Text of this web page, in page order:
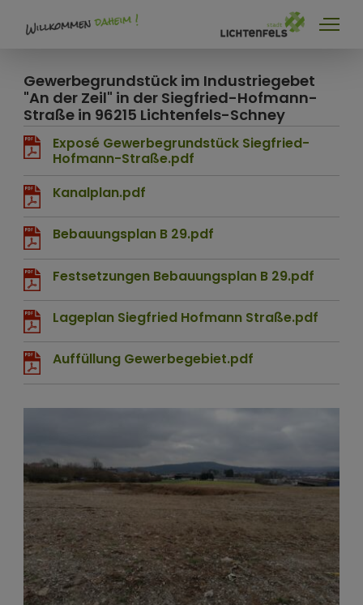
Bauanträge
Baugrundstücke
Bauleitplanung
Förderprogramme
Gewerbegrundstücke
Photovoltaik-Freiflächenanlagen
Gewerbegrundstück im Industriegebet
"An der Zeil" in der Siegfried-Hofmann-
Straße in 96215 Lichtenfels-Schney
Exposé Gewerbegrundstück Siegfried-
Hofmann-Straße.pdf
Kanalplan.pdf
Bebauungsplan B 29.pdf
Festsetzungen Bebauungsplan B 29.pdf
Lageplan Siegfried Hofmann Straße.pdf
Auffüllung Gewerbegebiet.pdf